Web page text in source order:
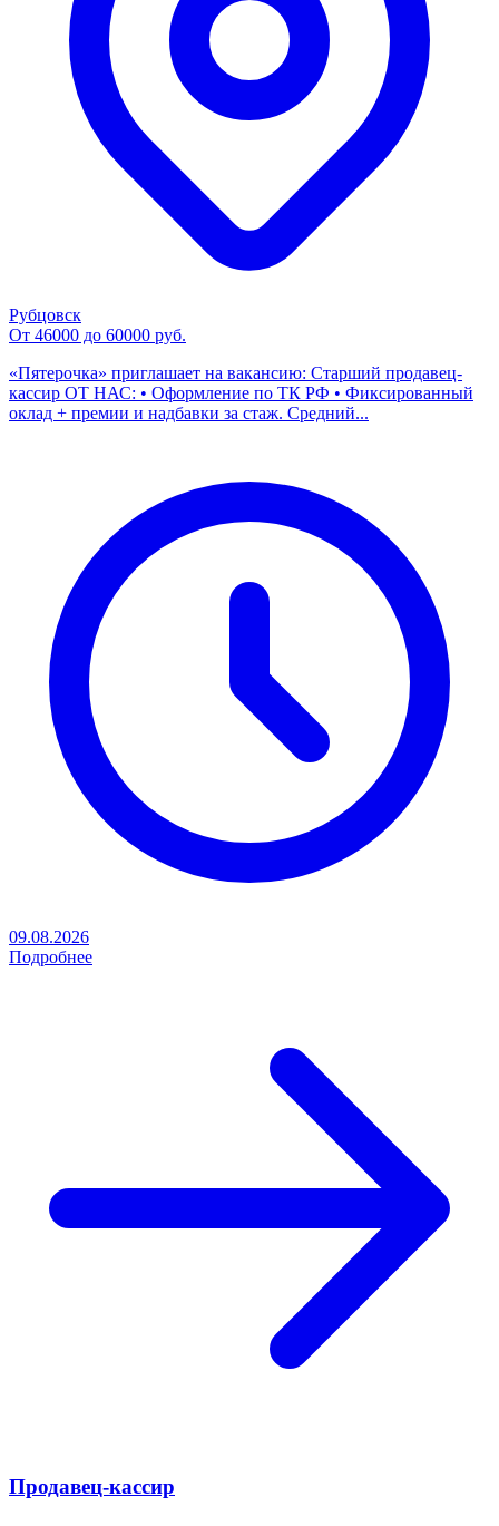
Рубцовск
От 46000 до 60000 руб.
«Пятерочка» приглашает на вакансию: Старший продавец-
кассир ОТ НАС: • Оформление по ТК РФ • Фиксированный
оклад + премии и надбавки за стаж. Средний...
09.08.2026
Подробнее
Продавец-кассир